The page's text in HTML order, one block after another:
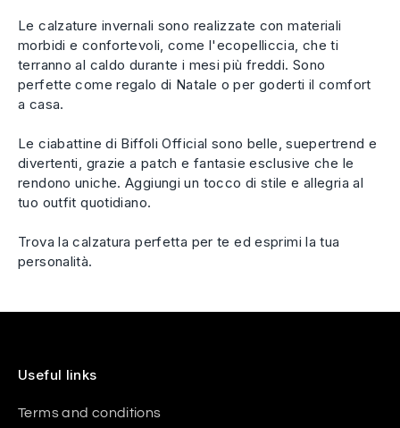
Le calzature invernali sono realizzate con materiali
morbidi e confortevoli, come l'ecopelliccia, che ti
terranno al caldo durante i mesi più freddi. Sono
perfette come regalo di Natale o per goderti il comfort
a casa.
Le ciabattine di Biffoli Official sono belle, suepertrend e
divertenti, grazie a patch e fantasie esclusive che le
rendono uniche. Aggiungi un tocco di stile e allegria al
tuo outfit quotidiano.
Trova la calzatura perfetta per te ed esprimi la tua
personalità.
Useful links
Terms and conditions